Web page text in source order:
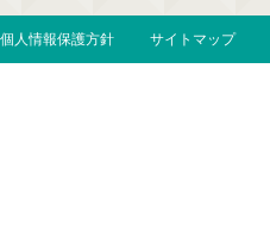
個人情報保護方針 サイトマップ